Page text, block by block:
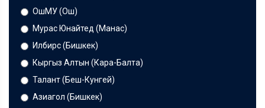
ОшМУ (Ош)
Мурас Юнайтед (Манас)
Илбирс (Бишкек)
Кыргыз Алтын (Кара-Балта)
Талант (Беш-Кунгей)
Азиагол (Бишкек)